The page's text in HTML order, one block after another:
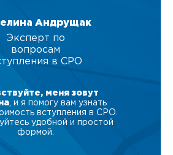
Андрущак
Эксперт по
вопросам
в СРО
меня зовут
, и я помогу вам узнать
вступления в СРО.
удобной и простой
формой.